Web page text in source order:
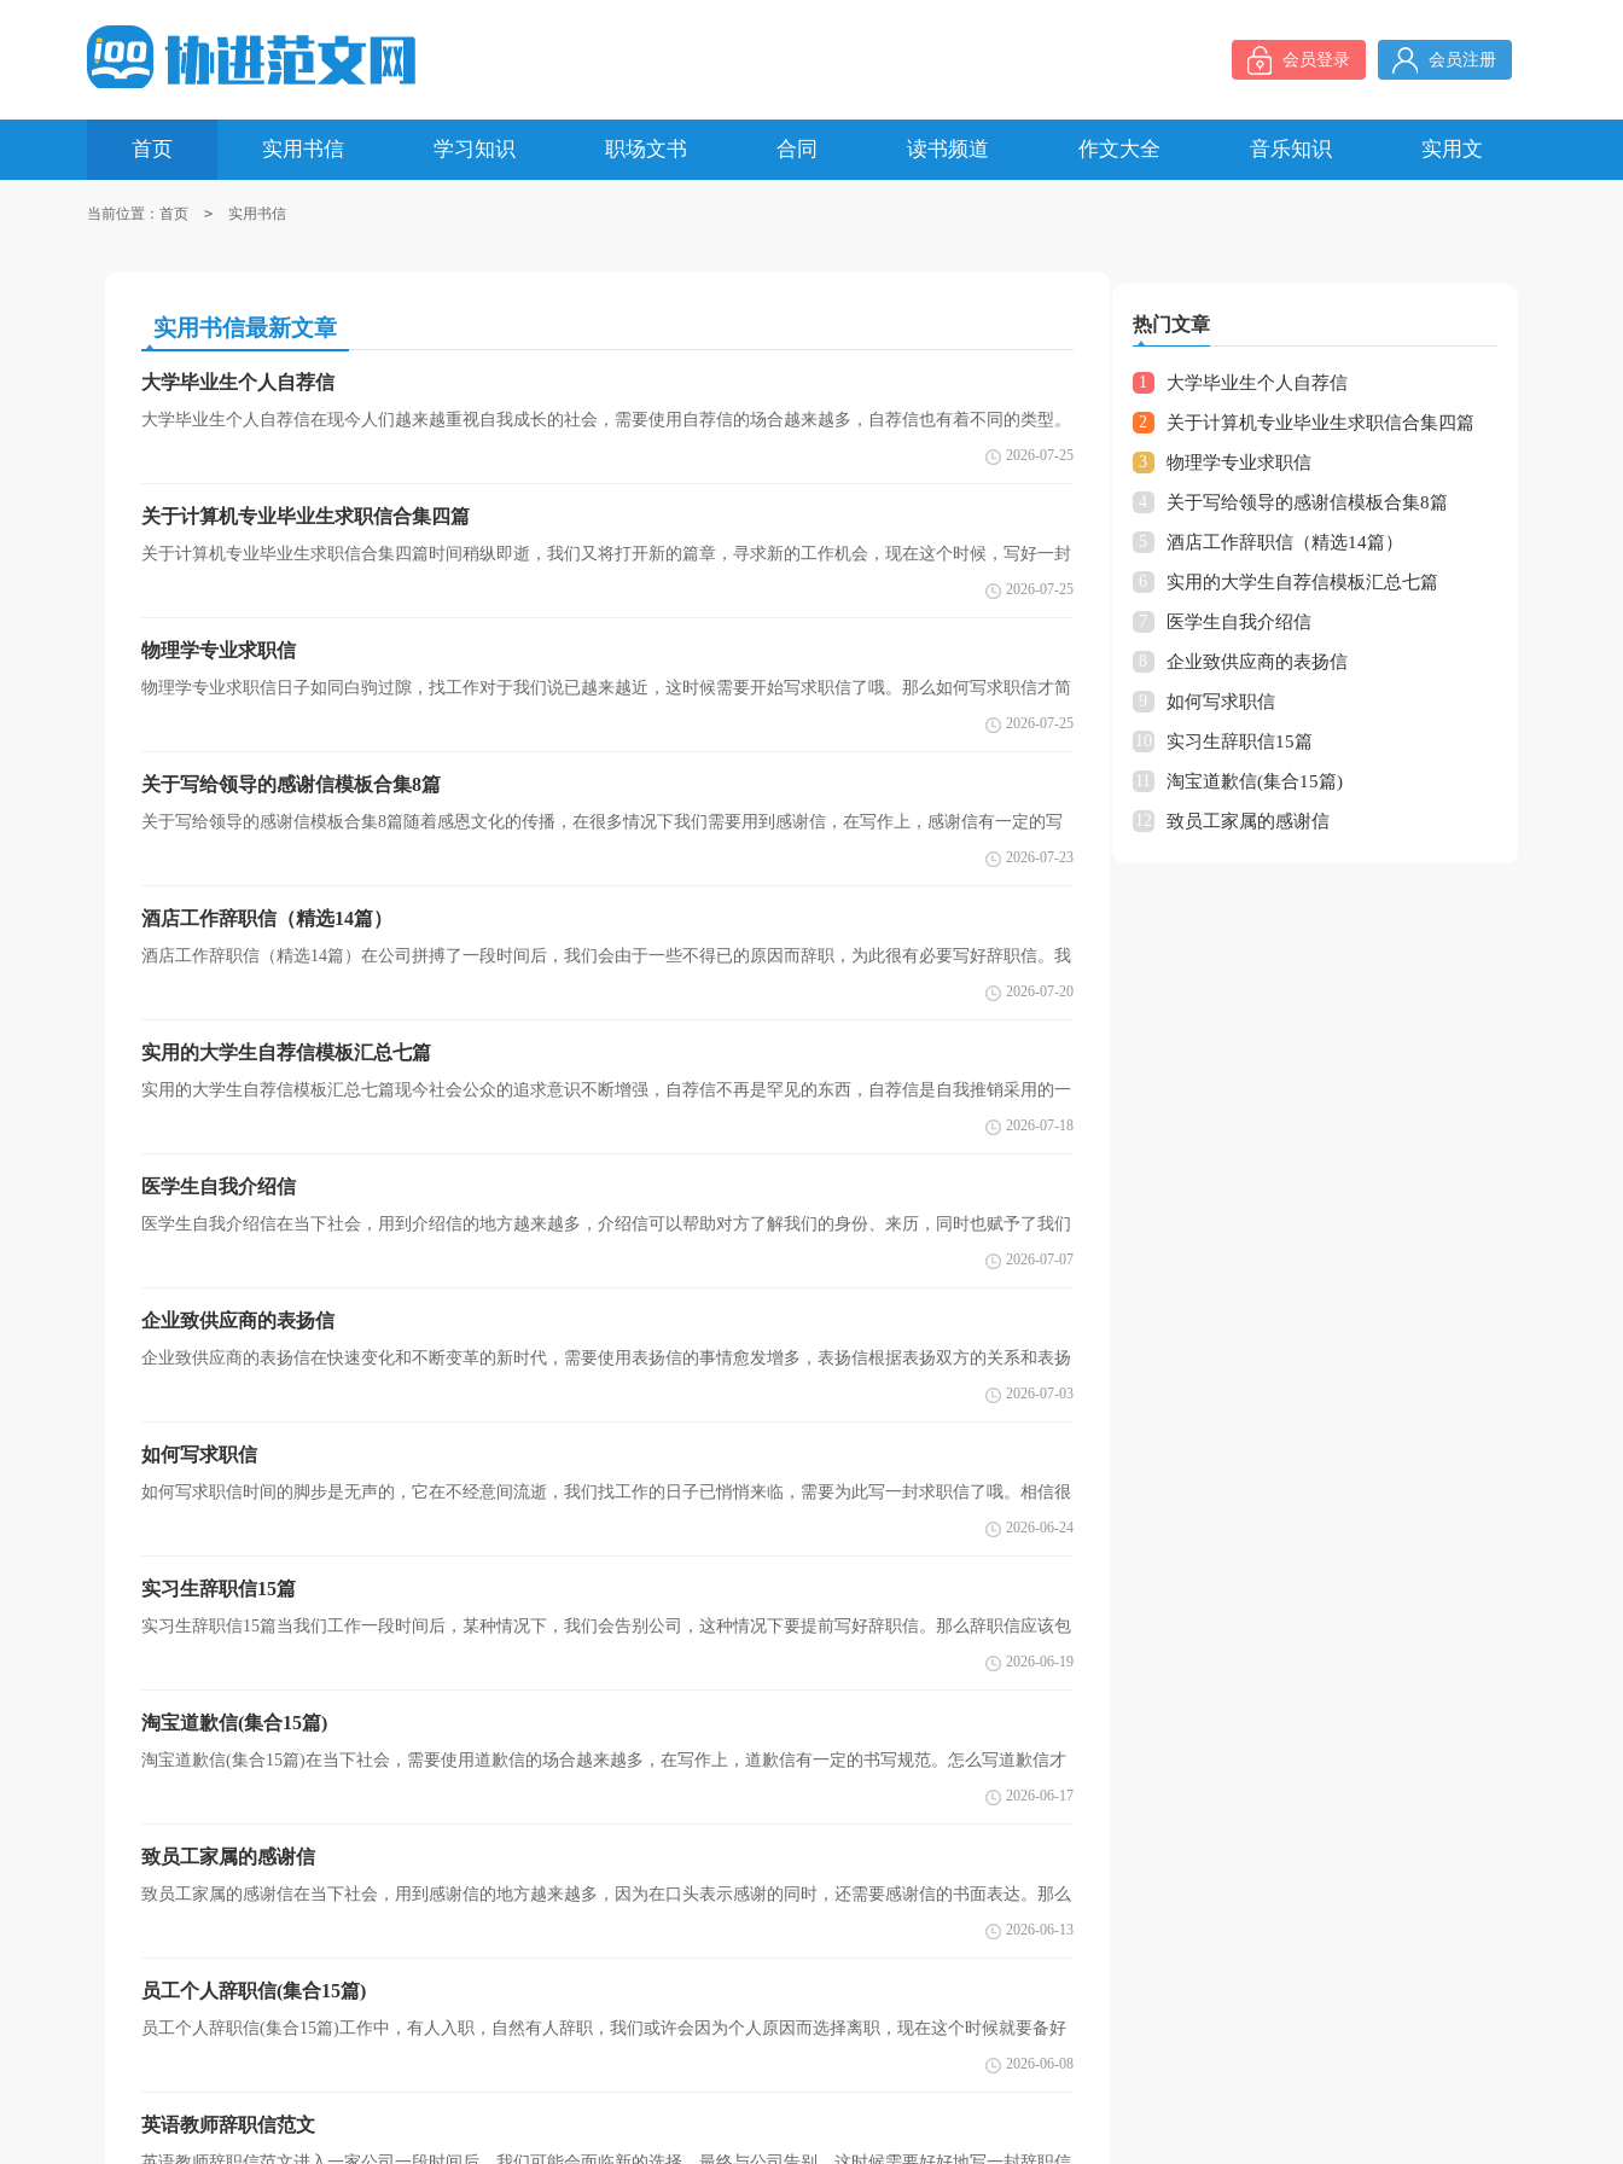
会员登录 会员注册
首页 实用书信 学习知识 职场文书 合同 读书频道 作文大全 音乐知识 实用文
当前位置： 首页 > 实用书信
实用书信最新文章
大学毕业生个人自荐信
大学毕业生个人自荐信在现今人们越来越重视自我成长的社会，需要使用自荐信的场合越来越多，自荐信也有着不同的类型。
2026-07-25
关于计算机专业毕业生求职信合集四篇
关于计算机专业毕业生求职信合集四篇时间稍纵即逝，我们又将打开新的篇章，寻求新的工作机会，现在这个时候，写好一封
2026-07-25
物理学专业求职信
物理学专业求职信日子如同白驹过隙，找工作对于我们说已越来越近，这时候需要开始写求职信了哦。那么如何写求职信才简
2026-07-25
关于写给领导的感谢信模板合集8篇
关于写给领导的感谢信模板合集8篇随着感恩文化的传播，在很多情况下我们需要用到感谢信，在写作上，感谢信有一定的写
2026-07-23
酒店工作辞职信（精选14篇）
酒店工作辞职信（精选14篇）在公司拼搏了一段时间后，我们会由于一些不得已的原因而辞职，为此很有必要写好辞职信。我
2026-07-20
实用的大学生自荐信模板汇总七篇
实用的大学生自荐信模板汇总七篇现今社会公众的追求意识不断增强，自荐信不再是罕见的东西，自荐信是自我推销采用的一
2026-07-18
医学生自我介绍信
医学生自我介绍信在当下社会，用到介绍信的地方越来越多，介绍信可以帮助对方了解我们的身份、来历，同时也赋予了我们
2026-07-07
企业致供应商的表扬信
企业致供应商的表扬信在快速变化和不断变革的新时代，需要使用表扬信的事情愈发增多，表扬信根据表扬双方的关系和表扬
2026-07-03
如何写求职信
如何写求职信时间的脚步是无声的，它在不经意间流逝，我们找工作的日子已悄悄来临，需要为此写一封求职信了哦。相信很
2026-06-24
实习生辞职信15篇
实习生辞职信15篇当我们工作一段时间后，某种情况下，我们会告别公司，这种情况下要提前写好辞职信。那么辞职信应该包
2026-06-19
淘宝道歉信(集合15篇)
淘宝道歉信(集合15篇)在当下社会，需要使用道歉信的场合越来越多，在写作上，道歉信有一定的书写规范。怎么写道歉信才
2026-06-17
致员工家属的感谢信
致员工家属的感谢信在当下社会，用到感谢信的地方越来越多，因为在口头表示感谢的同时，还需要感谢信的书面表达。那么
2026-06-13
员工个人辞职信(集合15篇)
员工个人辞职信(集合15篇)工作中，有人入职，自然有人辞职，我们或许会因为个人原因而选择离职，现在这个时候就要备好
2026-06-08
英语教师辞职信范文
热门文章
1 大学毕业生个人自荐信
2 关于计算机专业毕业生求职信合集四篇
3 物理学专业求职信
4 关于写给领导的感谢信模板合集8篇
5 酒店工作辞职信（精选14篇）
6 实用的大学生自荐信模板汇总七篇
7 医学生自我介绍信
8 企业致供应商的表扬信
9 如何写求职信
10 实习生辞职信15篇
淘宝道歉信(集合15篇)
12 致员工家属的感谢信